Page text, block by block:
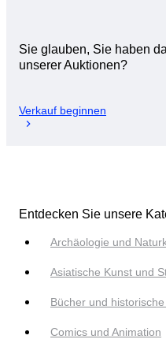
Sie glauben, Sie haben
unserer Auktionen?
Verkauf beginnen
Entdecken Sie unsere
Archäologie und
Asiatische Kunst und
Bücher und
Comics und Animation